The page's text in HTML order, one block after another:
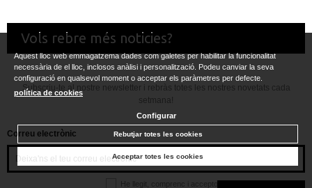
Vols rebre més noticies?
Subscriu-te al nostre newsletter i rebràs totes les nostres novetats cada
setmana!
Correu electrònic
He llegit, comprenc i accepto la
Aquest lloc web emmagatzema dades com galetes per habilitar la funcionalitat
necessària de el lloc, inclosos anàlisi i personalització. Podeu canviar la seva
configuració en qualsevol moment o acceptar els paràmetres per defecte.
política de cookies
Configurar
Rebutjar totes les cookies
Acceptar totes les cookies